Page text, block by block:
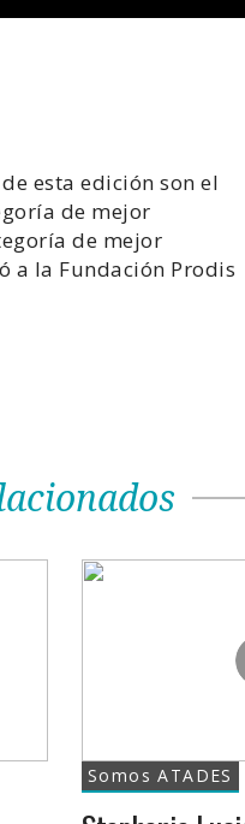
esta edición son el
de mejor
de mejor
a la Fundación Prodis
Somos ATADES